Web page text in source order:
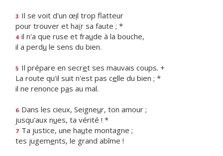
3 Il se voit d'un œil trop flatteur
pour trouver et haïr sa faute ; *
4 il n'a que ruse et fraude à la bouche,
il a perdu le sens du bien.
5 Il prépare en secret ses mauvais coups. +
La route qu'il suit n'est pas celle du bien ; *
il ne renonce pas au mal.
6 Dans les cieux, Seigneur, ton amour ;
jusqu'aux nues, ta vérité ! *
7 Ta justice, une haute montagne ;
tes jugements, le grand abîme !